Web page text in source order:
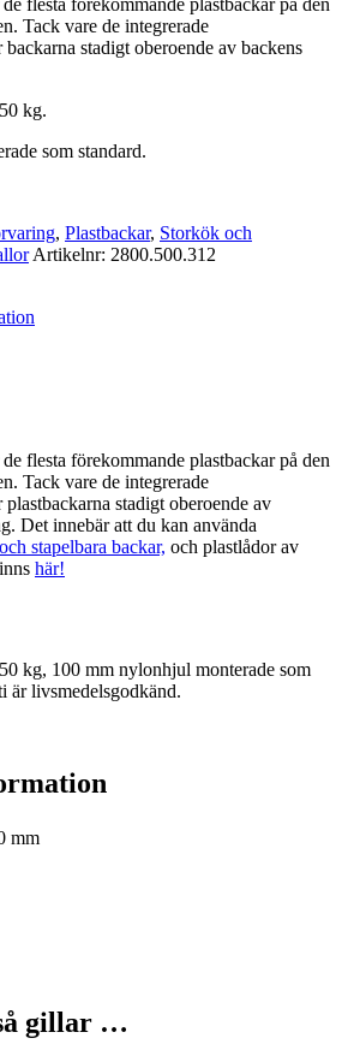
Tack vare de integrerade
backarna stadigt oberoende av backens
kg.
som standard.
, Plastbackar, Storkök och
Artikelnr: 2800.500.312
flesta förekommande plastbackar på den
Tack vare de integrerade
plastbackarna stadigt oberoende av
Det innebär att du kan använda
stapelbara backar, och plastlådor av
här!
kg, 100 mm nylonhjul monterade som
är livsmedelsgodkänd.
mm
gillar …